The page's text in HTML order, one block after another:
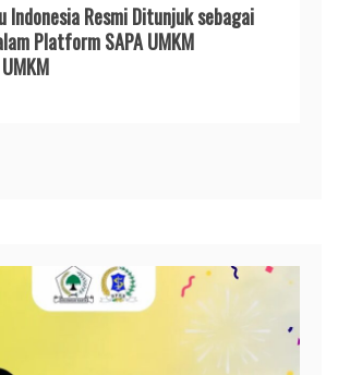
Indonesia Resmi Ditunjuk sebagai
Platform SAPA UMKM